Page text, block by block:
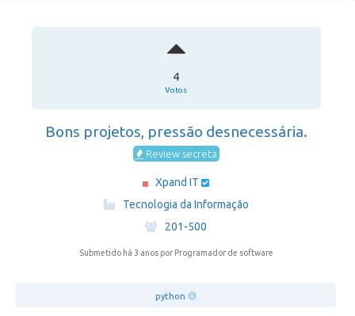
4
Votos
Bons projetos, pressão desnecessária.
Review secreta
Xpand IT
Tecnologia da Informação
·
201-500
Submetido há 3 anos por Programador de software
python